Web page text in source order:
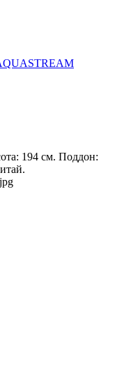
194 см. Поддон: